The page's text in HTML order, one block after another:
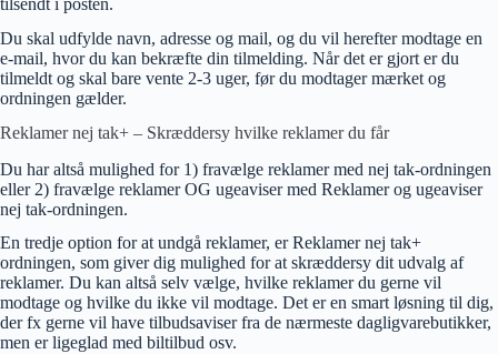
tilsendt i posten.
Du skal udfylde navn, adresse og mail, og du vil herefter modtage en
e-mail, hvor du kan bekræfte din tilmelding. Når det er gjort er du
tilmeldt og skal bare vente 2-3 uger, før du modtager mærket og
ordningen gælder.
Reklamer nej tak+ – Skræddersy hvilke reklamer du får
Du har altså mulighed for 1) fravælge reklamer med nej tak-ordningen
eller 2) fravælge reklamer OG ugeaviser med Reklamer og ugeaviser
nej tak-ordningen.
En tredje option for at undgå reklamer, er Reklamer nej tak+
ordningen, som giver dig mulighed for at skræddersy dit udvalg af
reklamer. Du kan altså selv vælge, hvilke reklamer du gerne vil
modtage og hvilke du ikke vil modtage. Det er en smart løsning til dig,
der fx gerne vil have tilbudsaviser fra de nærmeste dagligvarebutikker,
men er ligeglad med biltilbud osv.